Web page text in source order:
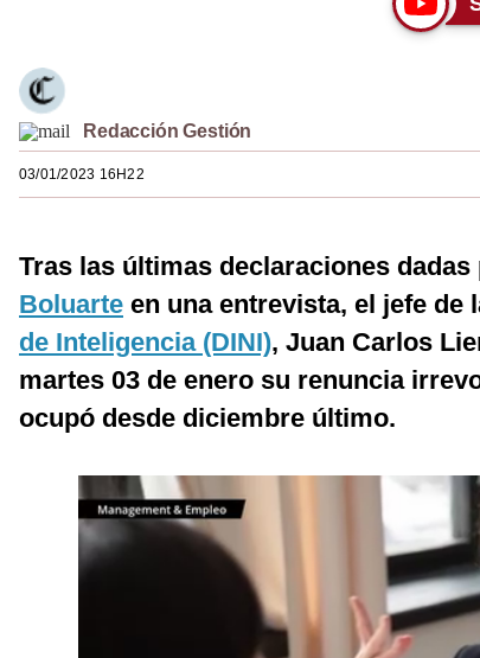
Redacción Gestión
03/01/2023 16H22
Tras las últimas declaraciones
Boluarte en una entrevista, el jefe de
de Inteligencia (DINI), Juan Carlos
martes 03 de enero su renuncia
ocupó desde diciembre último.